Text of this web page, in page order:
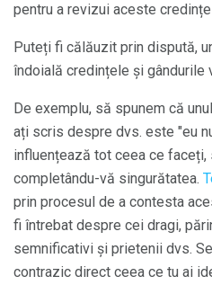
pentru a revizui aceste
Puteți fi călăuzit prin dispută,
îndoială credințele și gândurile
De exemplu, să spunem că
ați scris despre dvs. este "eu
influențează tot ceea ce
completându-vă singurătatea.
prin procesul de a contesta
fi întrebat despre cei dragi,
semnificativi și prietenii dvs.
contrazic direct ceea ce tu ai